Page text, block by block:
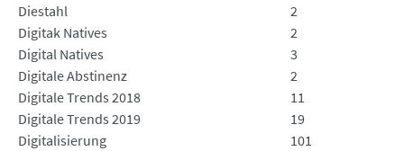
Diestahl
2
Digitak Natives
2
Digital Natives
3
Digitale Abstinenz
2
Digitale Trends 2018
11
Digitale Trends 2019
19
Digitalisierung
101